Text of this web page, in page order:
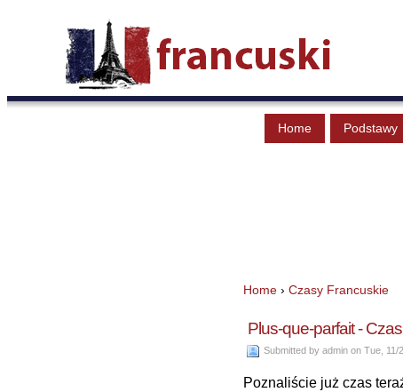
Home Podstawy
Home› Czasy Francuskie
Plus-que-parfait -
Submitted by admin on Tue, 11/
Poznaliście już czas